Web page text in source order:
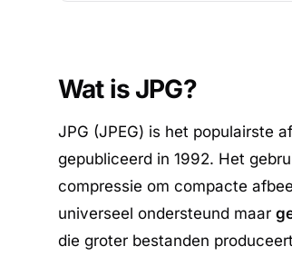
Wat is JPG?
JPG (JPEG) is het populairste
gepubliceerd in 1992. Het
compressie om compacte
universeel ondersteund maar
die groter bestanden